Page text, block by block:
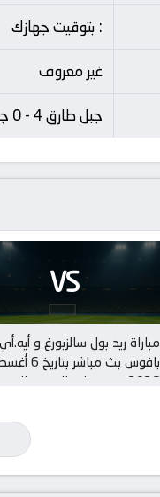
: بتوقيت جهازك
غير معروف
جبل طارق 4 - 0 جزر العذراء البريطانية
VS
مباراة ريد بول سالزبورغ و
بافوس بث مباشر
2026 بـ تصفيات الدوري